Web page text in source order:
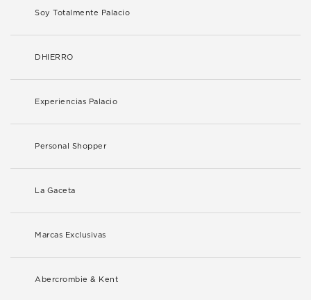
Soy Totalmente Palacio
DHIERRO
Experiencias Palacio
Personal Shopper
La Gaceta
Marcas Exclusivas
Abercrombie & Kent